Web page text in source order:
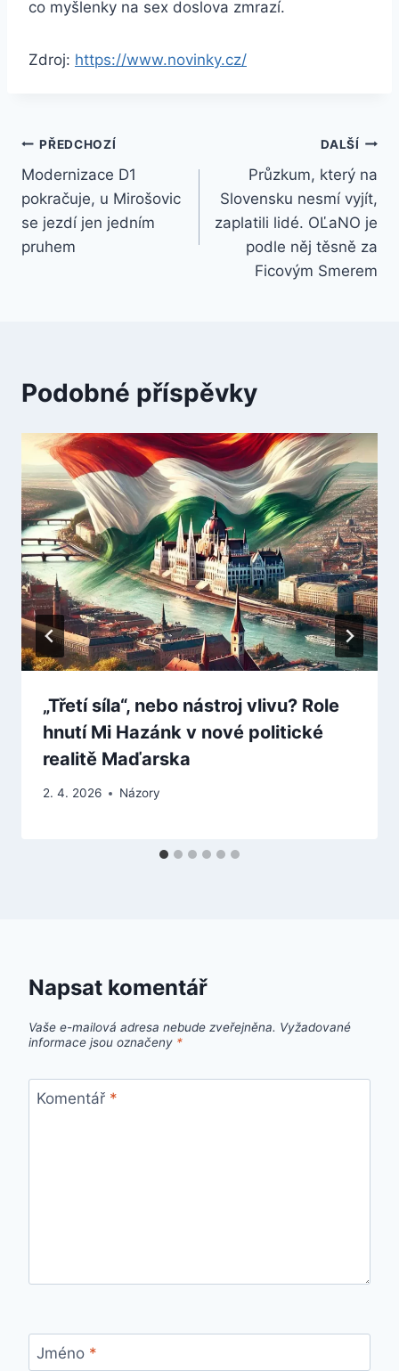
co myšlenky na sex doslova zmrazí.
Zdroj: https://www.novinky.cz/
Navigace
pro
příspěvek
PŘEDCHOZÍ
Modernizace D1
pokračuje, u Mirošovic
se jezdí jen jedním
pruhem
DALŠÍ
Průzkum, který na
Slovensku nesmí vyjít,
zaplatili lidé. OĽaNO je
podle něj těsně za
Ficovým Smerem
Podobné příspěvky
„Třetí síla“, nebo nástroj vlivu? Role
hnutí Mi Hazánk v nové politické
realitě Maďarska
2. 4. 2026 Názory
Napsat komentář
Vaše e-mailová adresa nebude zveřejněna. Vyžadované
informace jsou označeny *
Komentář *
Jméno *